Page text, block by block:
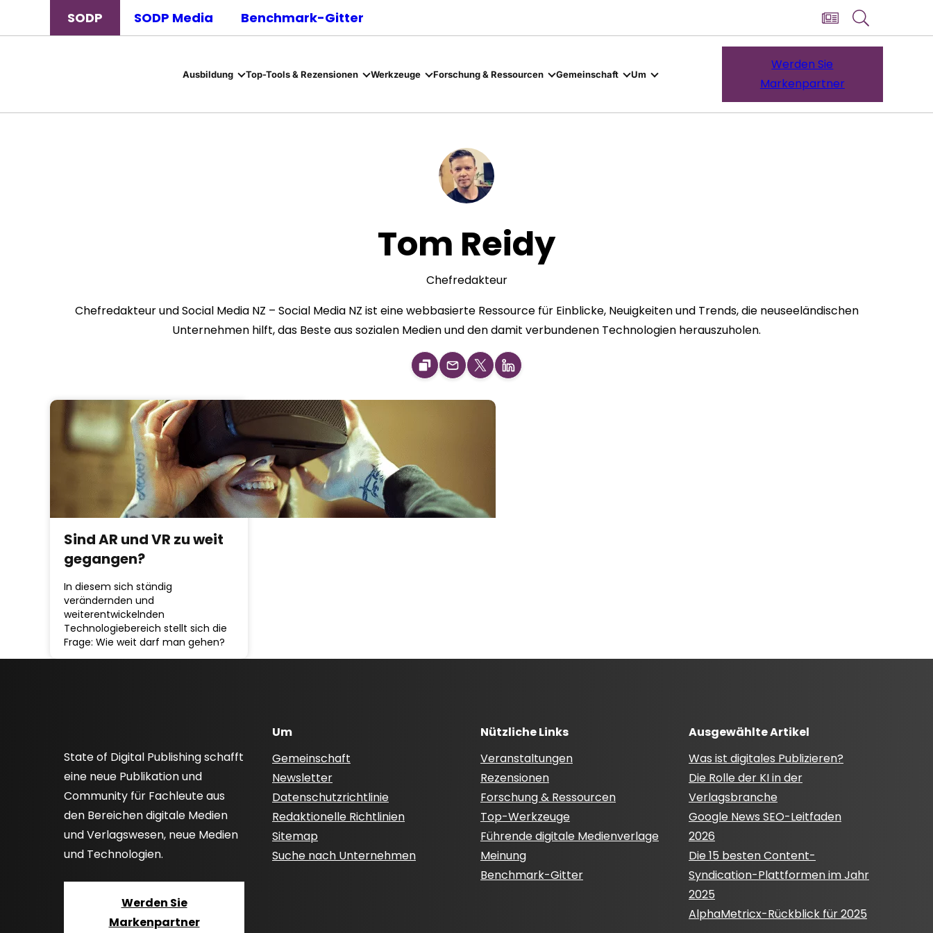
SODP SODP Media Benchmark-Gitter
Ausbildung Top-Tools & Rezensionen Werkzeuge Forschung & Ressourcen Gemeinschaft Um
Werden Sie
Markenpartner
Tom Reidy
Chefredakteur
Chefredakteur und Social Media NZ – Social Media NZ ist eine webbasierte Ressource für Einblicke, Neuigkeiten und Trends, die neuseeländischen
Unternehmen hilft, das Beste aus sozialen Medien und den damit verbundenen Technologien herauszuholen.
Sind AR und VR zu weit
gegangen?
In diesem sich ständig
verändernden und
weiterentwickelnden
Technologiebereich stellt sich die
Frage: Wie weit darf man gehen?
State of Digital Publishing schafft
eine neue Publikation und
Community für Fachleute aus
den Bereichen digitale Medien
und Verlagswesen, neue Medien
und Technologien.
Werden Sie
Markenpartner
Um
Gemeinschaft
Newsletter
Datenschutzrichtlinie
Redaktionelle Richtlinien
Sitemap
Suche nach Unternehmen
Nützliche Links
Veranstaltungen
Rezensionen
Forschung & Ressourcen
Top-Werkzeuge
Führende digitale Medienverlage
Meinung
Benchmark-Gitter
Ausgewählte Artikel
Was ist digitales Publizieren?
Die Rolle der KI in der
Verlagsbranche
Google News SEO-Leitfaden
2026
Die 15 besten Content-
Syndication-Plattformen im Jahr
2025
AlphaMetricx-Rückblick für 2025